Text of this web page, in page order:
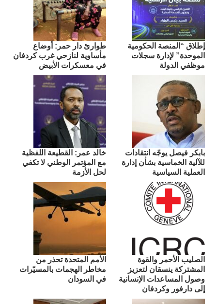
إطلاق “المنصة الحكومية
الموحدة” لإدارة سجلات
موظفي الدولة
طوارئ دار حمر: أوضاع
مأساوية لنازحي غرب كردفان
في معسكرات الأبيض
بابكر فيصل يوجّه انتقادات
للآلية الخماسية بشأن إدارة
العملية السياسية
​خالد عمر: القطيعة اللفظية
مع المؤتمر الوطني لا تكفي
لحل الأزمة
الصليب الأحمر والقوة
المشتركة ينسقان لتعزيز
وصول المساعدات الإنسانية
إلى دارفور وكردفان
الأمم المتحدة تحذر من
مخاطر الهجمات بالمسيّرات
في السودان